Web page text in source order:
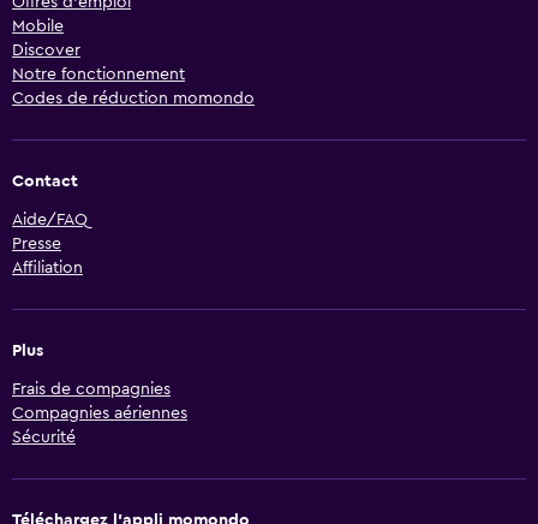
Mobile
Discover
Notre fonctionnement
Codes de réduction momondo
Contact
Aide/FAQ
Presse
Affiliation
Plus
Frais de compagnies
Compagnies aériennes
Sécurité